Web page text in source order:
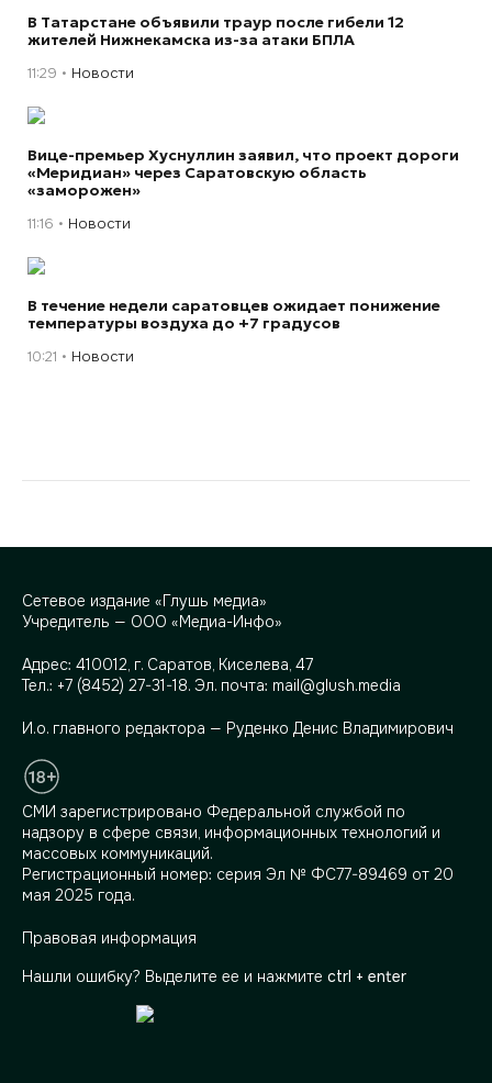
В Татарстане объявили траур после гибели 12
жителей Нижнекамска из-за атаки БПЛА
11:29 Новости
Вице-премьер Хуснуллин заявил, что проект дороги
«Меридиан» через Саратовскую область
«заморожен»
11:16 Новости
В течение недели саратовцев ожидает понижение
температуры воздуха до +7 градусов
10:21 Новости
Сетевое издание «Глушь медиа»
Учредитель — ООО «Медиа-Инфо»
Адрес: 410012, г. Саратов, Киселева, 47
Тел.: +7 (8452) 27-31-18. Эл. почта: mail@glush.media
И.о. главного редактора — Руденко Денис Владимирович
СМИ зарегистрировано Федеральной службой по
надзору в сфере связи, информационных технологий и
массовых коммуникаций.
Регистрационный номер: серия Эл № ФС77-89469 от 20
мая 2025 года.
Правовая информация
Нашли ошибку? Выделите ее и нажмите ctrl + enter